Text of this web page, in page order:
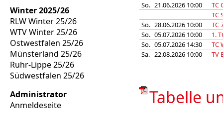
Winter 2025/26
RLW Winter 25/26
WTV Winter 25/26
Ostwestfalen 25/26
Münsterland 25/26
Ruhr-Lippe 25/26
Südwestfalen 25/26
Administrator
Anmeldeseite
So. 21.06.2026 10:00
TC
TC
So. 28.06.2026 10:00
TC
So. 05.07.2026 10:00
1.
So. 05.07.2026 14:30
TC
Sa. 22.08.2026 10:00 TV
Tabelle